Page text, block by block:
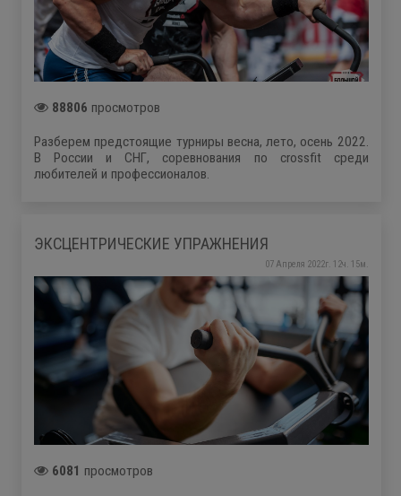
88806 просмотров
Разберем предстоящие турниры весна, лето, осень 2022.
В России и СНГ, соревнования по crossfit среди
любителей и профессионалов.
ЭКСЦЕНТРИЧЕСКИЕ УПРАЖНЕНИЯ
07 Апреля 2022г. 12ч. 15м.
6081 просмотров